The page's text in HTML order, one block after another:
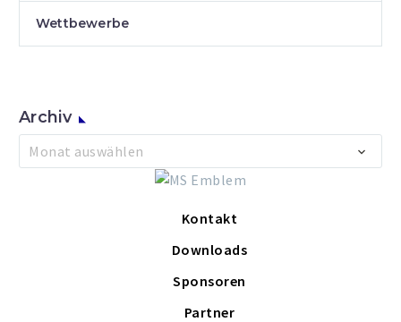
Wettbewerbe
Archiv
Archiv
Monat auswählen
Kontakt
Downloads
Sponsoren
Partner